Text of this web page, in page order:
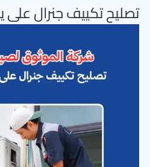
تصليح تكييف جنرال